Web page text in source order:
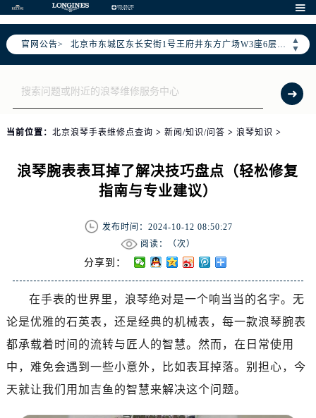

官网公告>
▲
▼
北京市朝阳区建国门外大街甲6号华熙国际中心D座11层1102室售后服务中心（需提前预约）
北京市东城区东长安街1号王府井东方广场W3座6层602室售后服务中心（需提前预约）
节假日正常营业！
当前位置： 北京浪琴手表维修点查询 > 新闻/知识/问答 > 浪琴知识 >
浪琴腕表表耳掉了解决技巧盘点（轻松修复
指南与专业建议）
发布时间：2024-10-12 08:50:27
阅读：（次）
分享到：
在手表的世界里，浪琴绝对是一个响当当的名字。无
论是优雅的石英表，还是经典的机械表，每一款浪琴腕表
都承载着时间的流转与匠人的智慧。然而，在日常使用
中，难免会遇到一些小意外，比如表耳掉落。别担心，今
天就让我们用加吉鱼的智慧来解决这个问题。